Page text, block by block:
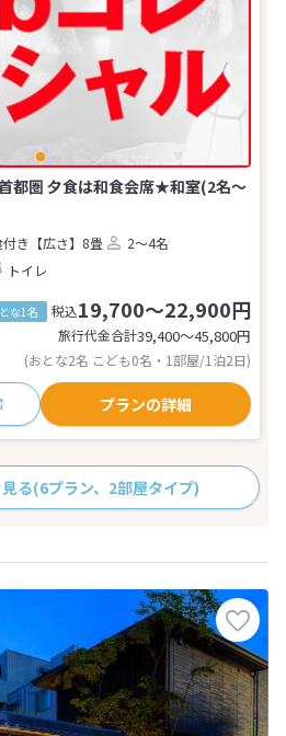
都圏 夕食は和食会席★和室(2名～
き 【広さ】8畳
2～4名
トイレ
な1名 税込19,700～22,900円
旅行代金合計39,400〜45,800円
(おとな2名 こども0名・1部屋/1泊2日)
プランの詳細
る(6プラン、2部屋タイプ)